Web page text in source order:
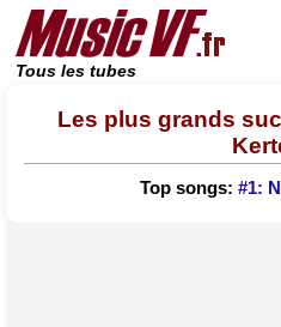
Tous les tubes
Les plus grands
Top songs: #1: